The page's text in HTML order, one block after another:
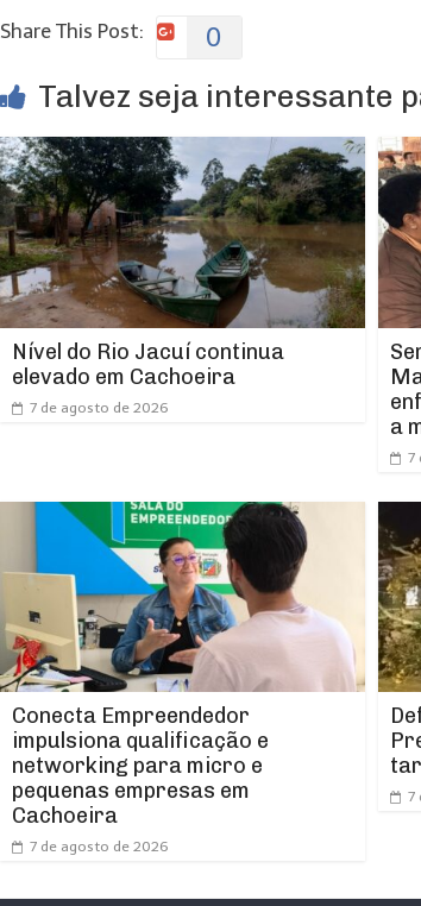
Share This Post:
0
Talvez seja interessante
Nível do Rio Jacuí continua
elevado em Cachoeira
7 de agosto de 2026
a
7
Conecta Empreendedor
impulsiona qualificação e
networking para micro e
pequenas empresas em
Cachoeira
7 de agosto de 2026
7